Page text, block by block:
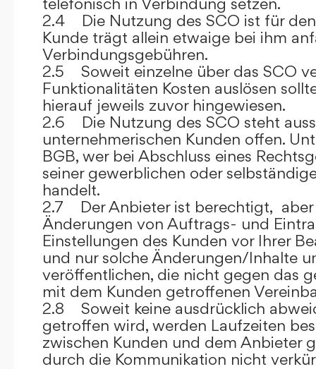
2.4 Die Nutzung des SCO ist für den
Kunde trägt allein etwaige bei ihm
Verbindungsgebühren.
2.5 Soweit einzelne über das SCO
Funktionalitäten Kosten auslösen
hierauf jeweils zuvor hingewiesen.
2.6 Die Nutzung des SCO steht
unternehmerischen Kunden offen.
BGB, wer bei Abschluss eines
seiner gewerblichen oder
handelt.
2.7 Der Anbieter ist berechtigt,
Änderungen von Auftrags- und
Einstellungen des Kunden vor Ihrer
und nur solche Änderungen/Inhalte
veröffentlichen, die nicht gegen das
mit dem Kunden getroffenen
2.8 Soweit keine ausdrücklich
getroffen wird, werden Laufzeiten
zwischen Kunden und dem Anbieter
durch die Kommunikation nicht